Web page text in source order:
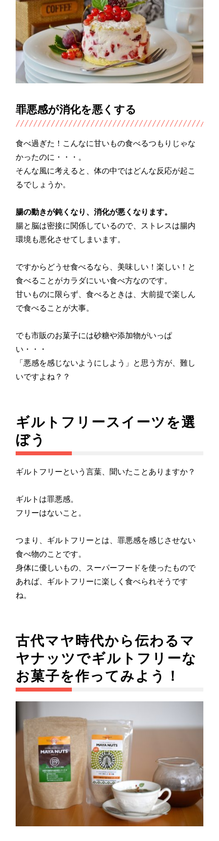
罪悪感が消化を悪くする
食べ過ぎた！こんなに甘いもの食べるつもりじゃな
かったのに・・・。
そんな風に考えると、体の中ではどんな反応が起こ
るでしょうか。
腸の動きが鈍くなり、消化が悪くなります。
腸と脳は密接に関係しているので、ストレスは腸内
環境も悪化させてしまいます。
ですからどうせ食べるなら、美味しい！楽しい！と
食べることがカラダにいい食べ方なのです。
甘いものに限らず、食べるときは、大前提で楽しん
で食べることが大事。
でも市販のお菓子には砂糖や添加物がいっぱ
い・・・
「悪感を感じないようにしよう」と思う方が、難し
いですよね？？
ギルトフリースイーツを選
ぼう
ギルトフリーという言葉、聞いたことありますか？
ギルトは罪悪感。
フリーはないこと。
つまり、ギルトフリーとは、罪悪感を感じさせない
食べ物のことです。
身体に優しいもの、スーパーフードを使ったもので
あれば、ギルトフリーに楽しく食べられそうです
ね。
古代マヤ時代から伝わるマ
ヤナッツでギルトフリーな
お菓子を作ってみよう！